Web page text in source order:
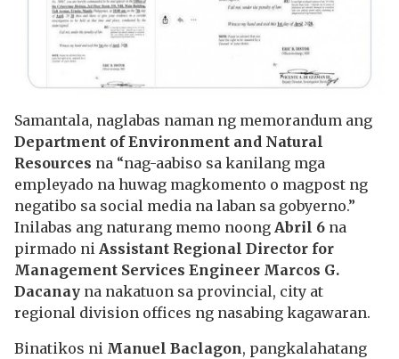
Samantala, naglabas naman ng memorandum ang
Department of Environment and Natural
Resources na “nag-aabiso sa kanilang mga
empleyado na huwag magkomento o magpost ng
negatibo sa social media na laban sa gobyerno.”
Inilabas ang naturang memo noong Abril 6 na
pirmado ni Assistant Regional Director for
Management Services Engineer Marcos G.
Dacanay na nakatuon sa provincial, city at
regional division offices ng nasabing kagawaran.
Binatikos ni Manuel Baclagon, pangkalahatang